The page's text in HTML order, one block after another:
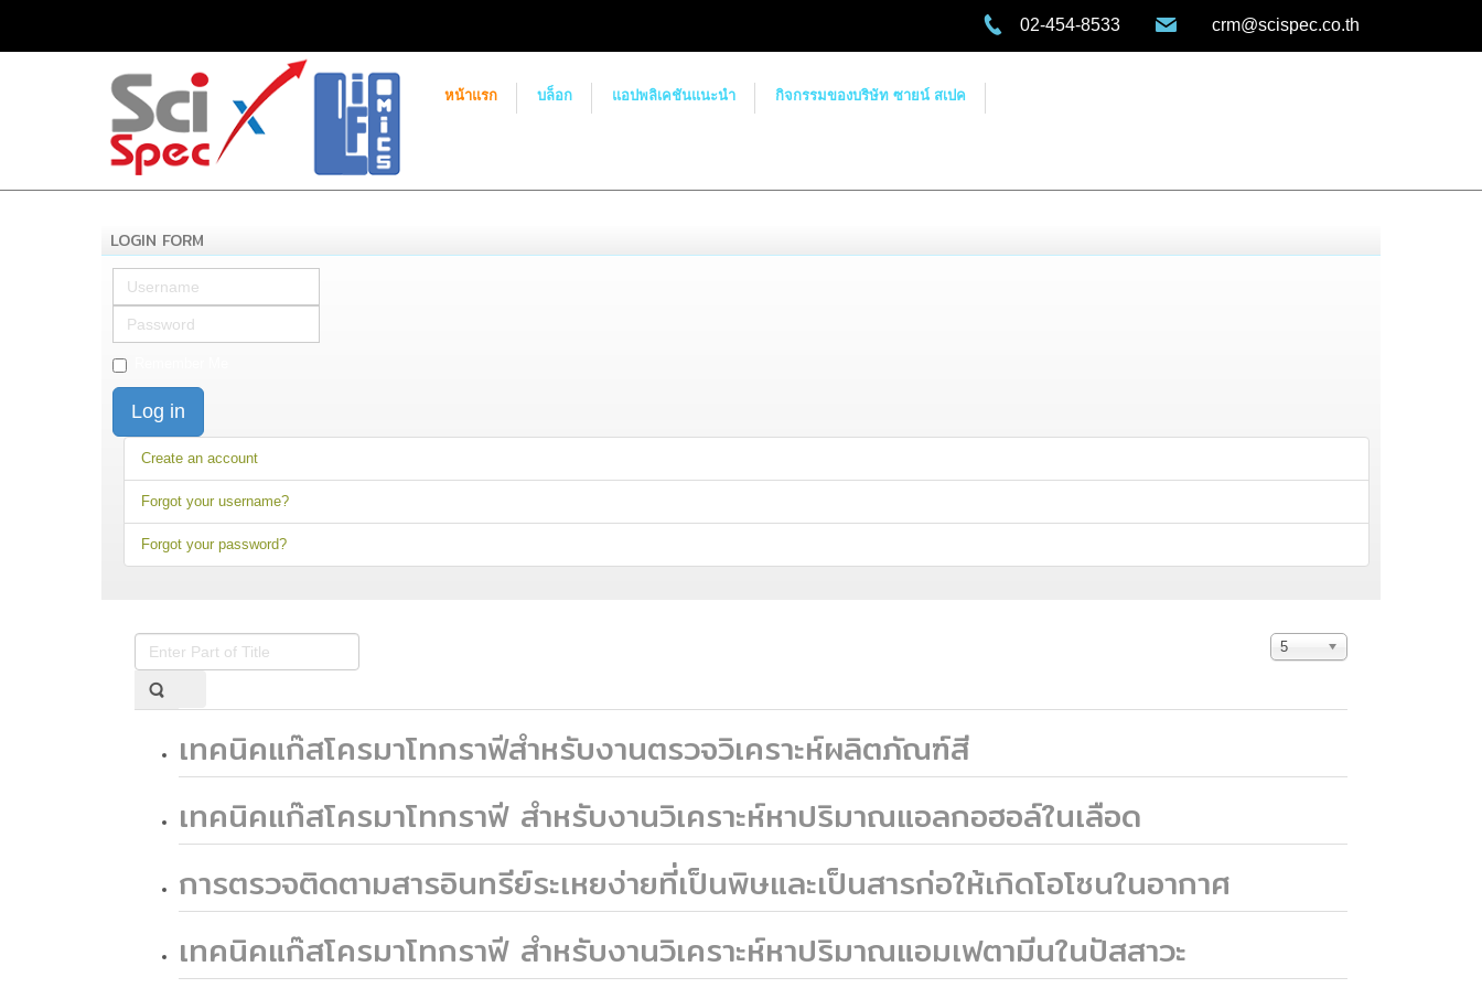
crm@scispec.co.th
02-454-8533
หน้าแรก บล็อก แอปพลิเคชันแนะนำ กิจกรรมของบริษัท ซายน์ สเปค
LOGIN FORM
Log in
Create an account
Forgot your username?
Forgot your password?
Enter
Part
Title
Display
#
5
เทคนิคแก๊สโครมาโทกราฟีสำหรับงานตรวจวิเคราะห์ผลิตภัณฑ์สี
เทคนิคแก๊สโครมาโทกราฟี สำหรับงานวิเคราะห์หาปริมาณแอลกอฮอล์ในเลือด
การตรวจติดตามสารอินทรีย์ระเหยง่ายที่เป็นพิษและเป็นสารก่อให้เกิดโอโซนในอากาศ
เทคนิคแก๊สโครมาโทกราฟี สำหรับงานวิเคราะห์หาปริมาณแอมเฟตามีนในปัสสาวะ